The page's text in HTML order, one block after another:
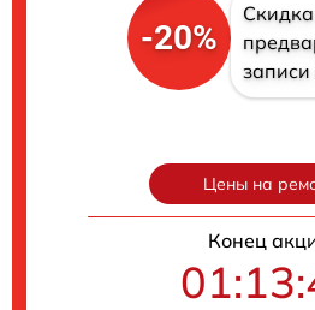
-20%
записи
Цены на
Конец